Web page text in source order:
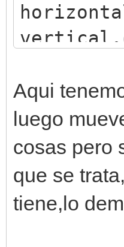
#iniciar
window =
#quitar
#color de
Aqui
luego
cosas pero
que se
tiene,lo